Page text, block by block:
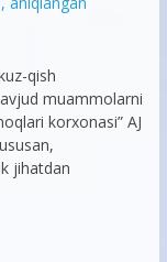
qish
muammolarni
korxonasi” AJ
jihatdan